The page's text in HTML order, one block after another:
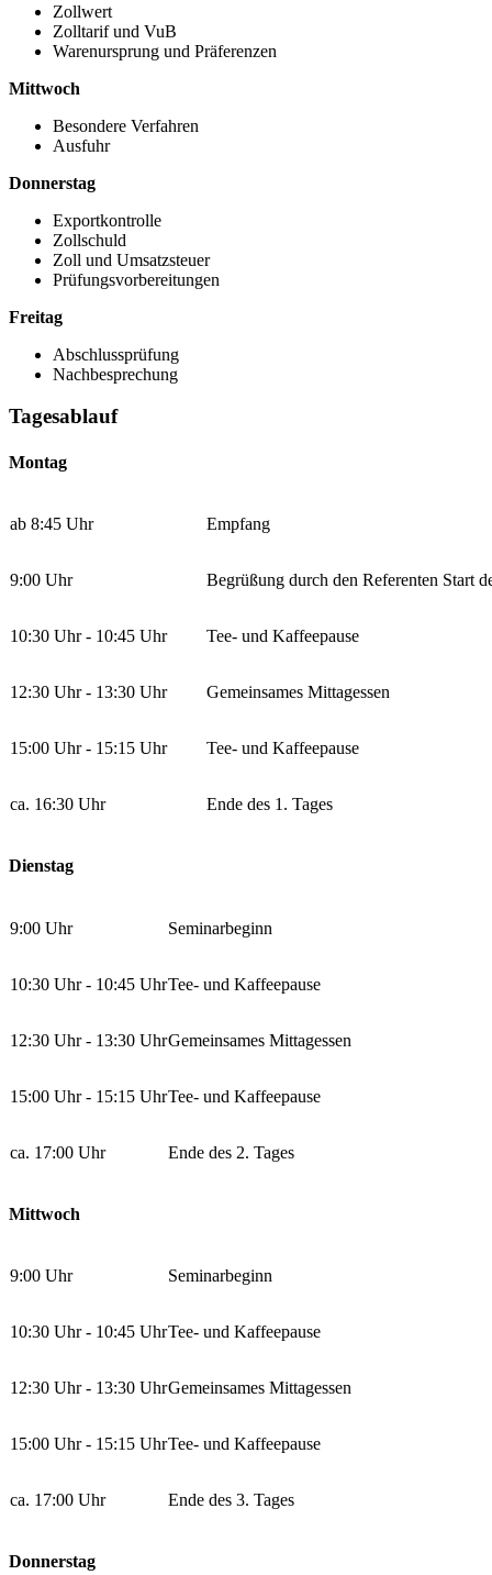
Zollwert
Zolltarif und VuB
Warenursprung und Präferenzen
Mittwoch
Besondere Verfahren
Ausfuhr
Donnerstag
Exportkontrolle
Zollschuld
Zoll und Umsatzsteuer
Prüfungsvorbereitungen
Freitag
Abschlussprüfung
Nachbesprechung
Tagesablauf
Montag
ab 8:45 Uhr Empfang
9:00 Uhr Begrüßung durch den Referenten Start
10:30 Uhr - 10:45 Uhr Tee- und Kaffeepause
12:30 Uhr - 13:30 Uhr Gemeinsames Mittagessen
15:00 Uhr - 15:15 Uhr Tee- und Kaffeepause
ca. 16:30 Uhr Ende des 1. Tages
Dienstag
9:00 Uhr Seminarbeginn
10:30 Uhr - 10:45 UhrTee- und Kaffeepause
12:30 Uhr - 13:30 UhrGemeinsames Mittagessen
15:00 Uhr - 15:15 UhrTee- und Kaffeepause
ca. 17:00 Uhr Ende des 2. Tages
Mittwoch
9:00 Uhr Seminarbeginn
10:30 Uhr - 10:45 UhrTee- und Kaffeepause
12:30 Uhr - 13:30 UhrGemeinsames Mittagessen
15:00 Uhr - 15:15 UhrTee- und Kaffeepause
ca. 17:00 Uhr Ende des 3. Tages
Donnerstag